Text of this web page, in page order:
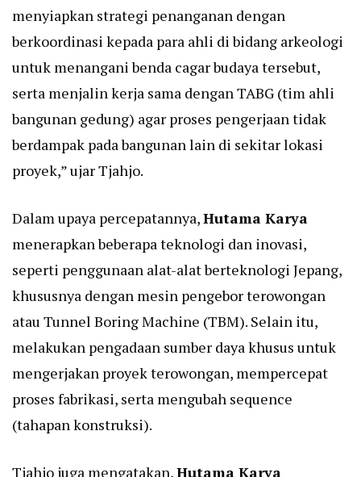
menyiapkan strategi penanganan dengan
berkoordinasi kepada para ahli di bidang arkeologi
untuk menangani benda cagar budaya tersebut,
serta menjalin kerja sama dengan TABG (tim ahli
bangunan gedung) agar proses pengerjaan tidak
berdampak pada bangunan lain di sekitar lokasi
proyek,” ujar Tjahjo.
Dalam upaya percepatannya,Hutama Karya
menerapkan beberapa teknologi dan inovasi,
seperti penggunaan alat-alat berteknologi Jepang,
khususnya dengan mesin pengebor terowongan
atau Tunnel Boring Machine (TBM). Selain itu,
melakukan pengadaan sumber daya khusus untuk
mengerjakan proyek terowongan, mempercepat
proses fabrikasi, serta mengubah sequence
(tahapan konstruksi).
Tjahjo juga mengatakan,Hutama Karya